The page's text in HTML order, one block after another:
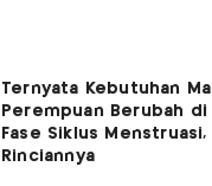
Ternyata Kebutuhan
Perempuan Berubah
Fase Siklus Menstruasi,
Rinciannya